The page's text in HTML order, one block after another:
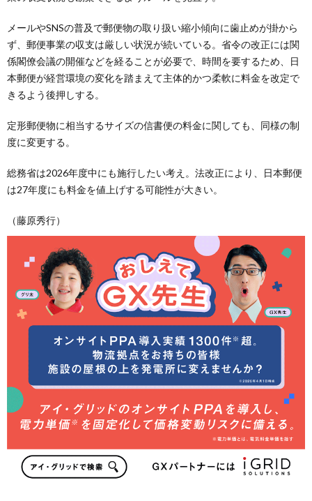
メールやSNSの普及で郵便物の取り扱い縮小傾向に歯止めが掛から
ず、郵便事業の収支は厳しい状況が続いている。省令の改正には関
係閣僚会議の開催などを経ることが必要で、時間を要するため、日
本郵便が経営環境の変化を踏まえて主体的かつ柔軟に料金を改定で
きるよう後押しする。
定形郵便物に相当するサイズの信書便の料金に関しても、同様の制
度に変更する。
総務省は2026年度中にも施行したい考え。法改正により、日本郵便
は27年度にも料金を値上げする可能性が大きい。
（藤原秀行）